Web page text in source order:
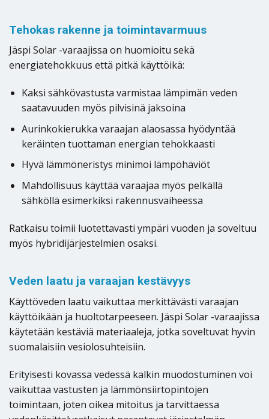
Tehokas rakenne ja toimintavarmuus
Jäspi Solar -varaajissa on huomioitu sekä
energiatehokkuus että pitkä käyttöikä:
Kaksi sähkövastusta varmistaa lämpimän veden
saatavuuden myös pilvisinä jaksoina
Aurinkokierukka varaajan alaosassa hyödyntää
keräinten tuottaman energian tehokkaasti
Hyvä lämmöneristys minimoi lämpöhäviöt
Mahdollisuus käyttää varaajaa myös pelkällä
sähköllä esimerkiksi rakennusvaiheessa
Ratkaisu toimii luotettavasti ympäri vuoden ja soveltuu
myös hybridijärjestelmien osaksi.
Veden laatu ja varaajan kestävyys
Käyttöveden laatu vaikuttaa merkittävästi varaajan
käyttöikään ja huoltotarpeeseen. Jäspi Solar -varaajissa
käytetään kestäviä materiaaleja, jotka soveltuvat hyvin
suomalaisiin vesiolosuhteisiin.
Erityisesti kovassa vedessä kalkin muodostuminen voi
vaikuttaa vastusten ja lämmönsiirtopintojen
toimintaan, joten oikea mitoitus ja tarvittaessa